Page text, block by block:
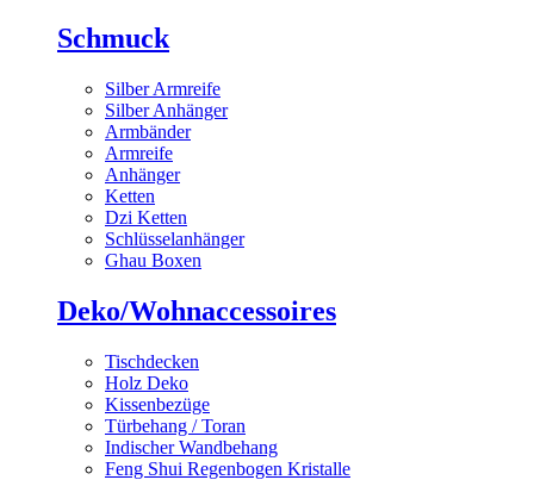
Schmuck
Silber Armreife
Silber Anhänger
Armbänder
Armreife
Anhänger
Ketten
Dzi Ketten
Schlüsselanhänger
Ghau Boxen
Deko/Wohnaccessoires
Tischdecken
Holz Deko
Kissenbezüge
Türbehang / Toran
Indischer Wandbehang
Feng Shui Regenbogen Kristalle